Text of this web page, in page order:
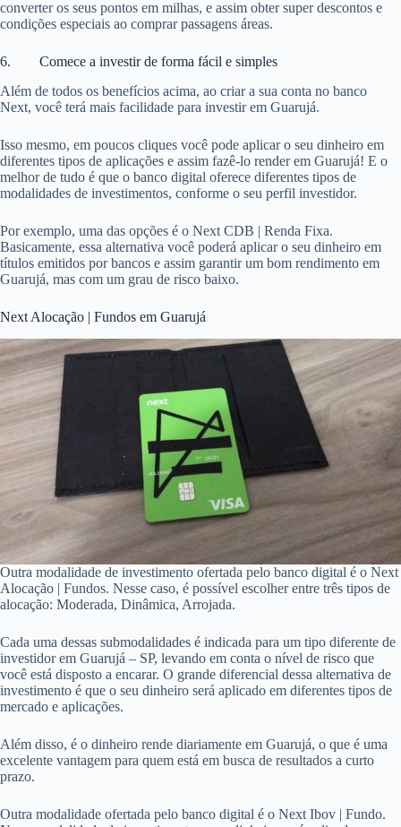
converter os seus pontos em milhas, e assim obter super descontos e
condições especiais ao comprar passagens áreas.
6. Comece a investir de forma fácil e simples
Além de todos os benefícios acima, ao criar a sua conta no banco
Next, você terá mais facilidade para investir em Guarujá.
Isso mesmo, em poucos cliques você pode aplicar o seu dinheiro em
diferentes tipos de aplicações e assim fazê-lo render em Guarujá! E o
melhor de tudo é que o banco digital oferece diferentes tipos de
modalidades de investimentos, conforme o seu perfil investidor.
Por exemplo, uma das opções é o Next CDB | Renda Fixa.
Basicamente, essa alternativa você poderá aplicar o seu dinheiro em
títulos emitidos por bancos e assim garantir um bom rendimento em
Guarujá, mas com um grau de risco baixo.
Next Alocação | Fundos em Guarujá
Outra modalidade de investimento ofertada pelo banco digital é o Next
Alocação | Fundos. Nesse caso, é possível escolher entre três tipos de
alocação: Moderada, Dinâmica, Arrojada.
Cada uma dessas submodalidades é indicada para um tipo diferente de
investidor em Guarujá – SP, levando em conta o nível de risco que
você está disposto a encarar. O grande diferencial dessa alternativa de
investimento é que o seu dinheiro será aplicado em diferentes tipos de
mercado e aplicações.
Além disso, é o dinheiro rende diariamente em Guarujá, o que é uma
excelente vantagem para quem está em busca de resultados a curto
prazo.
Outra modalidade ofertada pelo banco digital é o Next Ibov | Fundo.